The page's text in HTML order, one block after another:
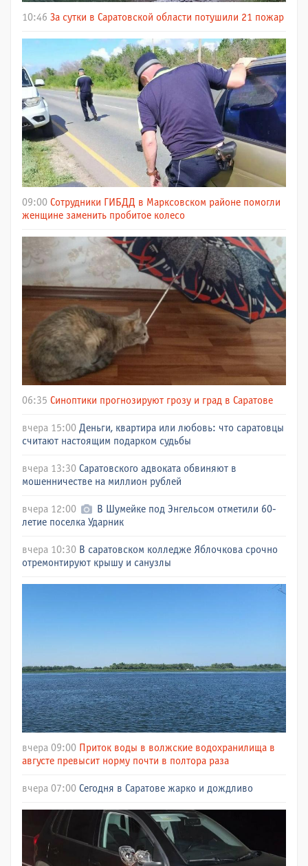
10:46 За сутки в Саратовской области потушили 21 пожар
09:00 Сотрудники ГИБДД в Марксовском районе помогли
женщине заменить пробитое колесо
06:35 Синоптики прогнозируют грозу и град в Саратове
вчера 15:00 Деньги, квартира или любовь: что саратовцы
считают настоящим подарком судьбы
вчера 13:30 Саратовского адвоката обвиняют в
мошенничестве на миллион рублей
вчера 12:00
В Шумейке под Энгельсом отметили 60-
летие поселка Ударник
вчера 10:30 В саратовском колледже Яблочкова срочно
отремонтируют крышу и санузлы
вчера 09:00 Приток воды в волжские водохранилища в
августе превысит норму почти в полтора раза
вчера 07:00 Сегодня в Саратове жарко и дождливо